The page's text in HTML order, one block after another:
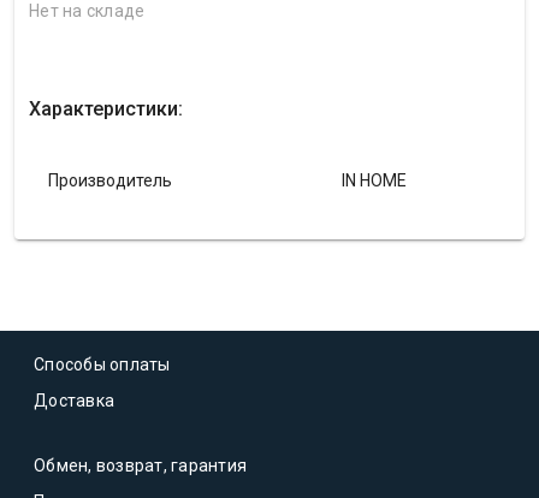
Нет на складе
Характеристики:
Производитель IN HOME
Способы оплаты
Доставка
Обмен, возврат, гарантия